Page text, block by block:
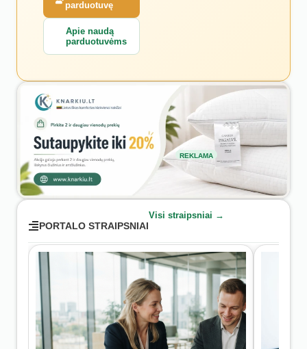
parduotuvę
Apie naudą
parduotuvėms
REKLAMA
PORTALO STRAIPSNIAI
Visi straipsniai →